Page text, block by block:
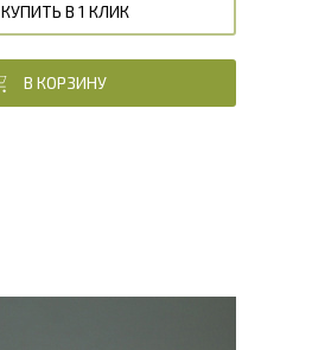
КУПИТЬ В 1 КЛИК
В КОРЗИНУ